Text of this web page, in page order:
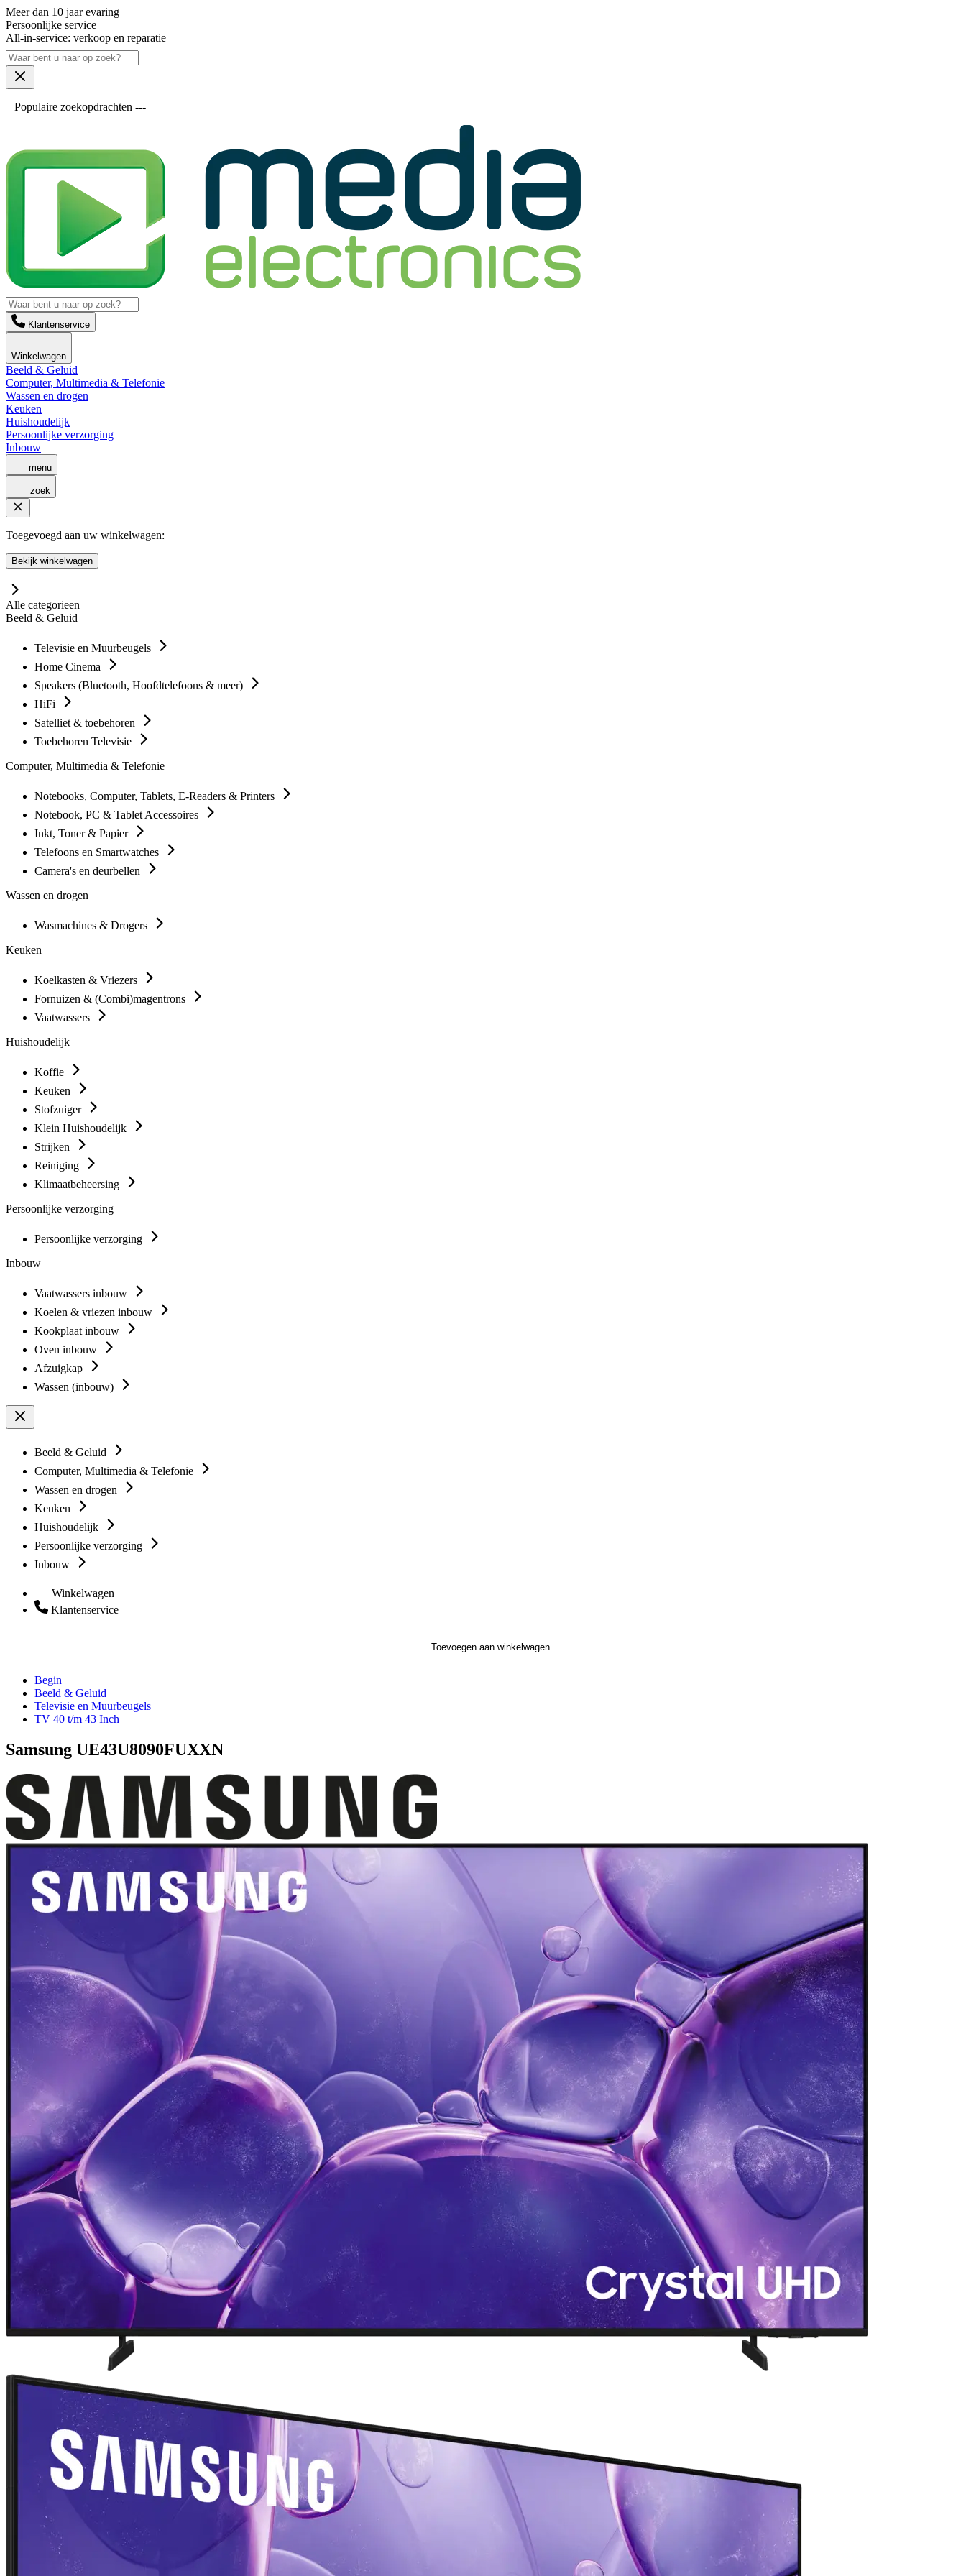
Meer dan 10 jaar evaring
Persoonlijke service
All-in-service: verkoop en reparatie
Populaire zoekopdrachten ---
Klantenservice
Winkelwagen
Beeld & Geluid
Computer, Multimedia & Telefonie
Wassen en drogen
Keuken
Huishoudelijk
Persoonlijke verzorging
Inbouw
menu
zoek
Toegevoegd aan uw winkelwagen:
Bekijk winkelwagen
Alle categorieen
Beeld & Geluid
Televisie en Muurbeugels
Home Cinema
Speakers (Bluetooth, Hoofdtelefoons & meer)
HiFi
Satelliet & toebehoren
Toebehoren Televisie
Computer, Multimedia & Telefonie
Notebooks, Computer, Tablets, E-Readers & Printers
Notebook, PC & Tablet Accessoires
Inkt, Toner & Papier
Telefoons en Smartwatches
Camera's en deurbellen
Wassen en drogen
Wasmachines & Drogers
Keuken
Koelkasten & Vriezers
Fornuizen & (Combi)magentrons
Vaatwassers
Huishoudelijk
Koffie
Keuken
Stofzuiger
Klein Huishoudelijk
Strijken
Reiniging
Klimaatbeheersing
Persoonlijke verzorging
Persoonlijke verzorging
Inbouw
Vaatwassers inbouw
Koelen & vriezen inbouw
Kookplaat inbouw
Oven inbouw
Afzuigkap
Wassen (inbouw)
Beeld & Geluid
Computer, Multimedia & Telefonie
Wassen en drogen
Keuken
Huishoudelijk
Persoonlijke verzorging
Inbouw
Winkelwagen
Klantenservice
Toevoegen aan winkelwagen
Begin
Beeld & Geluid
Televisie en Muurbeugels
TV 40 t/m 43 Inch
Samsung UE43U8090FUXXN